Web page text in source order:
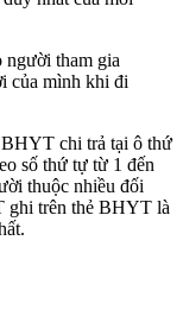
tham gia
của mình khi đi
chi trả tại ô thứ
số thứ tự từ 1 đến
thuộc nhiều đối
ghi trên thẻ BHYT là